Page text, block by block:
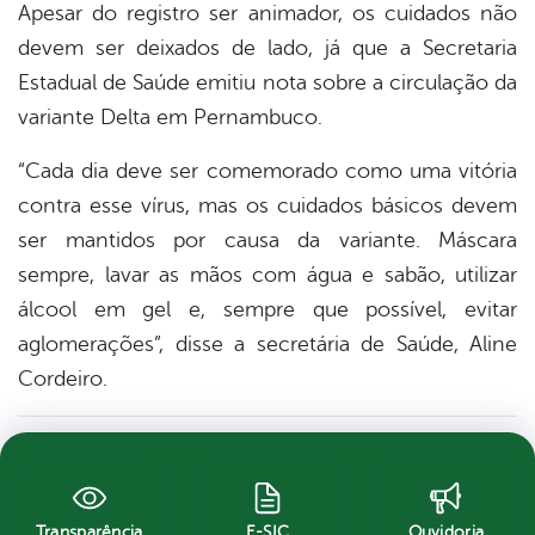
Apesar do registro ser animador, os cuidados não
devem ser deixados de lado, já que a Secretaria
Estadual de Saúde emitiu nota sobre a circulação da
variante Delta em Pernambuco.
“Cada dia deve ser comemorado como uma vitória
contra esse vírus, mas os cuidados básicos devem
ser mantidos por causa da variante. Máscara
sempre, lavar as mãos com água e sabão, utilizar
álcool em gel e, sempre que possível, evitar
aglomerações”, disse a secretária de Saúde, Aline
Cordeiro.